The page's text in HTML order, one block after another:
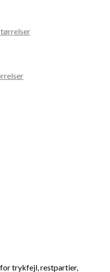
trykfejl, restpartier,